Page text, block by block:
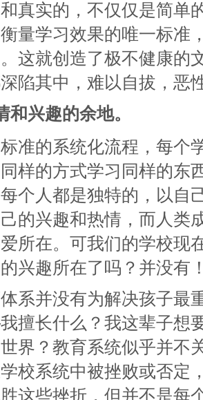
真实的，不仅仅是简单
量学习效果的唯一标准
这就创造了极不健康的
陷其中，难以自拔，恶
和兴趣的余地。
准的系统化流程，每个
样的方式学习同样的东
个人都是独特的，以自
的兴趣和热情，而人类
所在。可我们的学校现
兴趣所在了吗？并没有
系并没有为解决孩子最
长什么？我这辈子想
界？教育系统似乎并不
校系统中被挫败或否定
这些挫折，但并不是每